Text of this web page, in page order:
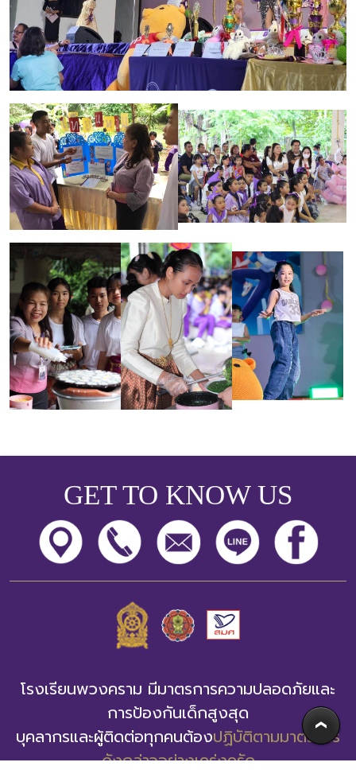
GET TO KNOW US
โรงเรียนพวงคราม มีมาตรการความปลอดภัยและ
การป้องกันเด็กสูงสุด
บุคลากรและผู้ติดต่อทุกคนต้องปฏิบัติตามมาตรการ
ดังกล่าวอย่างเคร่งครัด